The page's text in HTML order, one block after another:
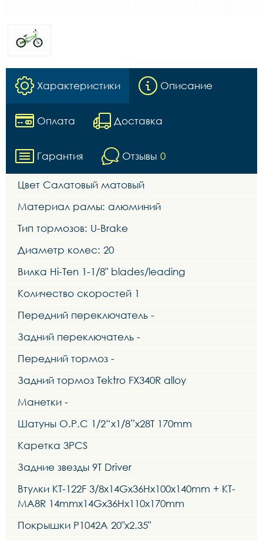
Характеристики Описание
Оплата Доставка
Гарантия Отзывы 0
Цвет Салатовый матовый
Материал рамы: алюминий
Тип тормозов: U-Brake
Диаметр колес: 20
Вилка Hi-Ten 1-1/8" blades/leading
Количество скоростей 1
Передний переключатель -
Задний переключатель -
Передний тормоз -
Задний тормоз Tektro FX340R alloy
Манетки -
Шатуны O.P.C 1/2“x1/8”x28T 170mm
Каретка 3PCS
Задние звезды 9Т Driver
Втулки KT-122F 3/8x14Gx36Hx100x140mm + KT-
MA8R 14mmx14Gx36Hx110x170mm
Покрышки P1042A 20"x2.35"